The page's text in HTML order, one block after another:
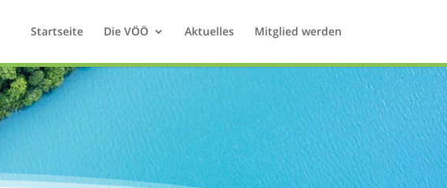
Startseite Die VÖÖ Aktuelles Mitglied werden